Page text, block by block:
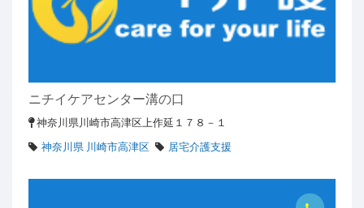
ニチイケアセンター溝の口
神奈川県川崎市高津区上作延１７８－１
神奈川県 川崎市高津区
居宅介護支援